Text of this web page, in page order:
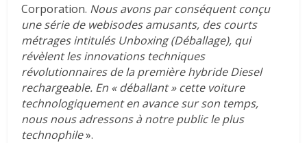
Corporation. Nous avons par conséquent conçu
une série de webisodes amusants, des courts
métrages intitulés Unboxing (Déballage), qui
révèlent les innovations techniques
révolutionnaires de la première hybride Diesel
rechargeable. En « déballant » cette voiture
technologiquement en avance sur son temps,
nous nous adressons à notre public le plus
technophile».